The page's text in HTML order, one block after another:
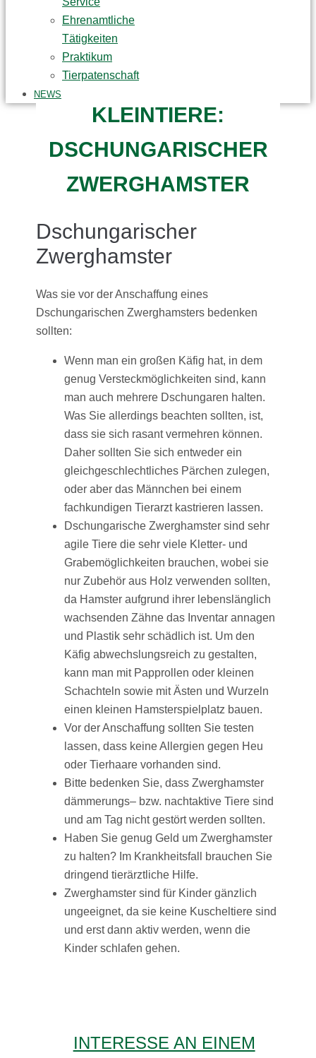
Ehrenamtliche
Tätigkeiten
Praktikum
Tierpatenschaft
NEWS
KLEINTIERE:
DSCHUNGARISCHER
ZWERGHAMSTER
Dschungarischer
Zwerghamster
Was sie vor der Anschaffung eines
Dschungarischen Zwerghamsters bedenken
sollten:
Wenn man ein großen Käfig hat, in dem
genug Versteckmöglichkeiten sind, kann
man auch mehrere Dschungaren halten.
Was Sie allerdings beachten sollten, ist,
dass sie sich rasant vermehren können.
Daher sollten Sie sich entweder ein
gleichgeschlechtliches Pärchen zulegen,
oder aber das Männchen bei einem
fachkundigen Tierarzt kastrieren lassen.
Dschungarische Zwerghamster sind sehr
agile Tiere die sehr viele Kletter- und
Grabemöglichkeiten brauchen, wobei sie
nur Zubehör aus Holz verwenden sollten,
da Hamster aufgrund ihrer lebenslänglich
wachsenden Zähne das Inventar annagen
und Plastik sehr schädlich ist. Um den
Käfig abwechslungsreich zu gestalten,
kann man mit Papprollen oder kleinen
Schachteln sowie mit Ästen und Wurzeln
einen kleinen Hamsterspielplatz bauen.
Vor der Anschaffung sollten Sie testen
lassen, dass keine Allergien gegen Heu
oder Tierhaare vorhanden sind.
Bitte bedenken Sie, dass Zwerghamster
dämmerungs– bzw. nachtaktive Tiere sind
und am Tag nicht gestört werden sollten.
Haben Sie genug Geld um Zwerghamster
zu halten? Im Krankheitsfall brauchen Sie
dringend tierärztliche Hilfe.
Zwerghamster sind für Kinder gänzlich
ungeeignet, da sie keine Kuscheltiere sind
und erst dann aktiv werden, wenn die
Kinder schlafen gehen.
INTERESSE AN EINEM